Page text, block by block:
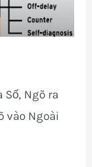
Ngõ ra
vào Ngoài